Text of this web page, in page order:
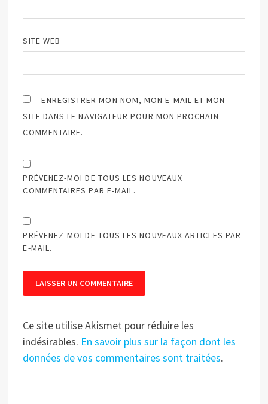
SITE WEB
ENREGISTRER MON NOM, MON E-MAIL ET MON
SITE DANS LE NAVIGATEUR POUR MON PROCHAIN
COMMENTAIRE.
PRÉVENEZ-MOI DE TOUS LES NOUVEAUX
COMMENTAIRES PAR E-MAIL.
PRÉVENEZ-MOI DE TOUS LES NOUVEAUX ARTICLES PAR
E-MAIL.
Ce site utilise Akismet pour réduire les
indésirables. En savoir plus sur la façon dont les
données de vos commentaires sont traitées.